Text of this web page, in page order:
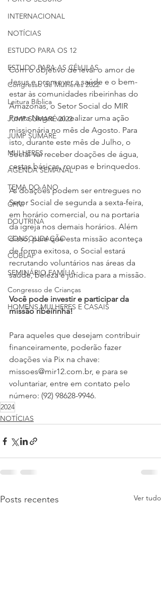
INTERNACIONAL
NOTÍCIAS
ESTUDO PARA OS 12
ESTUDO PARA AS CÉLULAS
Congresso de Mulheres 2022
Leitura Bíblica
JUMP SUMARÉ 2022
JUMP SUMARÉ
MULHERES
AGENDA SEMANAL
TEMA DO ANO
CFNI
DOUTRINA
CONSOLIDAÇÃO
COBLAP
SEMINÁRIO FAMÍLIA
Congresso de Crianças
HOMENS MULHERES E CASAIS
Com o objetivo de levar o amor de
Jesus e promover a saúde e o bem-
estar às comunidades ribeirinhas do
Amazonas, o Setor Social do MIR
Ponta Negra vai realizar uma ação
missionária no mês de Agosto. Para
isto, durante este mês de Julho, o
Social vai receber doações de água,
cestas básicas, roupas e brinquedos.
As doações podem ser entregues no
Setor Social de segunda a sexta-feira,
em horário comercial, ou na portaria
da igreja nos demais horários. Além
disso, para que esta missão aconteça
de forma exitosa, o Social estará
recrutando voluntários nas áreas da
saúde, beleza e jurídica para a missão.
Você pode investir e participar da
missão ribeirinha!
Para aqueles que desejam contribuir
financeiramente, poderão fazer
doações via Pix na chave:
missoes@mir12.com.br, e para se
voluntariar, entre em contato pelo
número: (92) 98628-9946.
2024
NOTÍCIAS
Posts recentes Ver tudo